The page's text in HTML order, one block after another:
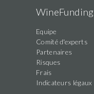
WineFunding
Equipe
Comité d'experts
Partenaires
Risques
Frais
Indicateurs légaux